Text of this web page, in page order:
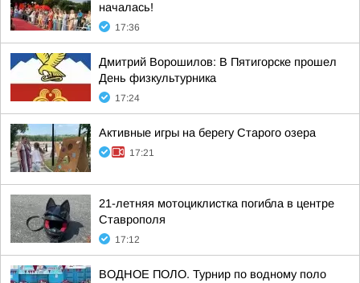
началась!
17:36
Дмитрий Ворошилов: В Пятигорске прошел
День физкультурника
17:24
Активные игры на берегу Старого озера
17:21
21-летняя мотоциклистка погибла в центре
Ставрополя
17:12
ВОДНОЕ ПОЛО. Турнир по водному поло